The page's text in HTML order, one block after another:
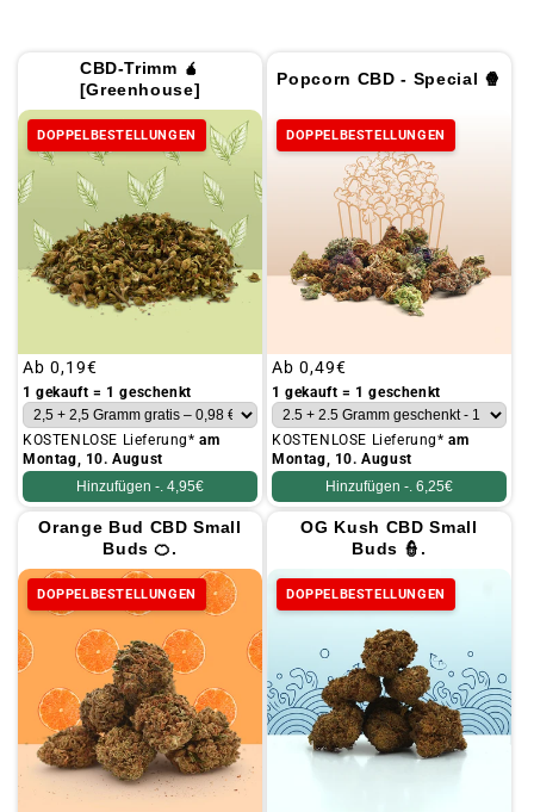
CBD-Trimm 🧉
[Greenhouse]
DOPPELBESTELLUNGEN
Üblicher
Preis
Ab 0,19€
1 gekauft = 1 geschenkt
KOSTENLOSE Lieferung*am
Montag, 10. August
Hinzufügen -. 4,95€
Popcorn CBD - Special 🍿
DOPPELBESTELLUNGEN
Üblicher
Preis
Ab 0,49€
1 gekauft = 1 geschenkt
KOSTENLOSE Lieferung*am
Montag, 10. August
Hinzufügen -. 6,25€
Orange Bud CBD Small
Buds 🍊.
DOPPELBESTELLUNGEN
OG Kush CBD Small
Buds 👮.
DOPPELBESTELLUNGEN